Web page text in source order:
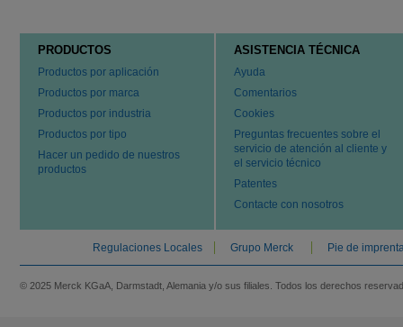
PRODUCTOS
Productos por aplicación
Productos por marca
Productos por industria
Productos por tipo
Hacer un pedido de nuestros
productos
ASISTENCIA TÉCNICA
Ayuda
Comentarios
Cookies
Preguntas frecuentes sobre el
servicio de atención al cliente y
el servicio técnico
Patentes
Contacte con nosotros
Regulaciones Locales Grupo Merck Pie de
© 2025 Merck KGaA, Darmstadt, Alemania y/o sus filiales. Todos los derechos